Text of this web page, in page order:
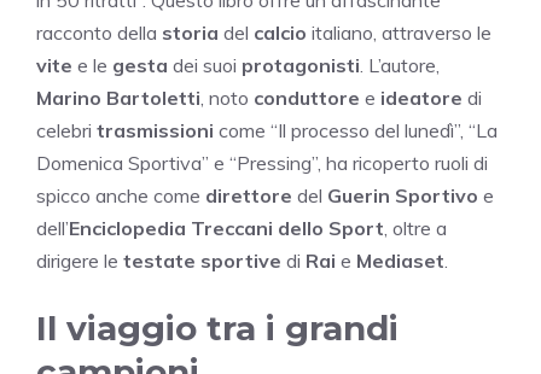
racconto della storia del calcio italiano, attraverso le
vite e le gesta dei suoi protagonisti . L’autore,
Marino Bartoletti , noto conduttore e ideatore di
celebri trasmissioni come “Il processo del lunedì”, “La
Domenica Sportiva” e “Pressing”, ha ricoperto ruoli di
spicco anche come direttore del Guerin Sportivo e
dell’Enciclopedia Treccani dello Sport , oltre a
dirigere le testate sportive di Rai e Mediaset
Il viaggio tra i grandi